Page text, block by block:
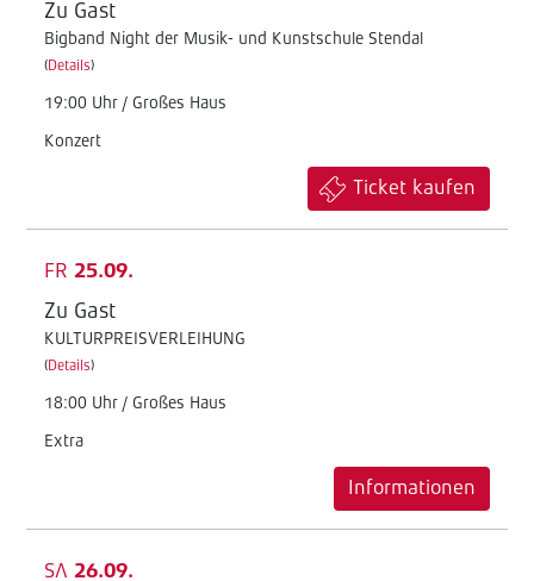
Zu Gast
Bigband Night der Musik- und Kunstschule Stendal
(Details)
19:00 Uhr / Großes Haus
Konzert
Ticket kaufen
FR 25.09.
Zu Gast
KULTURPREISVERLEIHUNG
(Details)
18:00 Uhr / Großes Haus
Extra
Informationen
SA 26.09.